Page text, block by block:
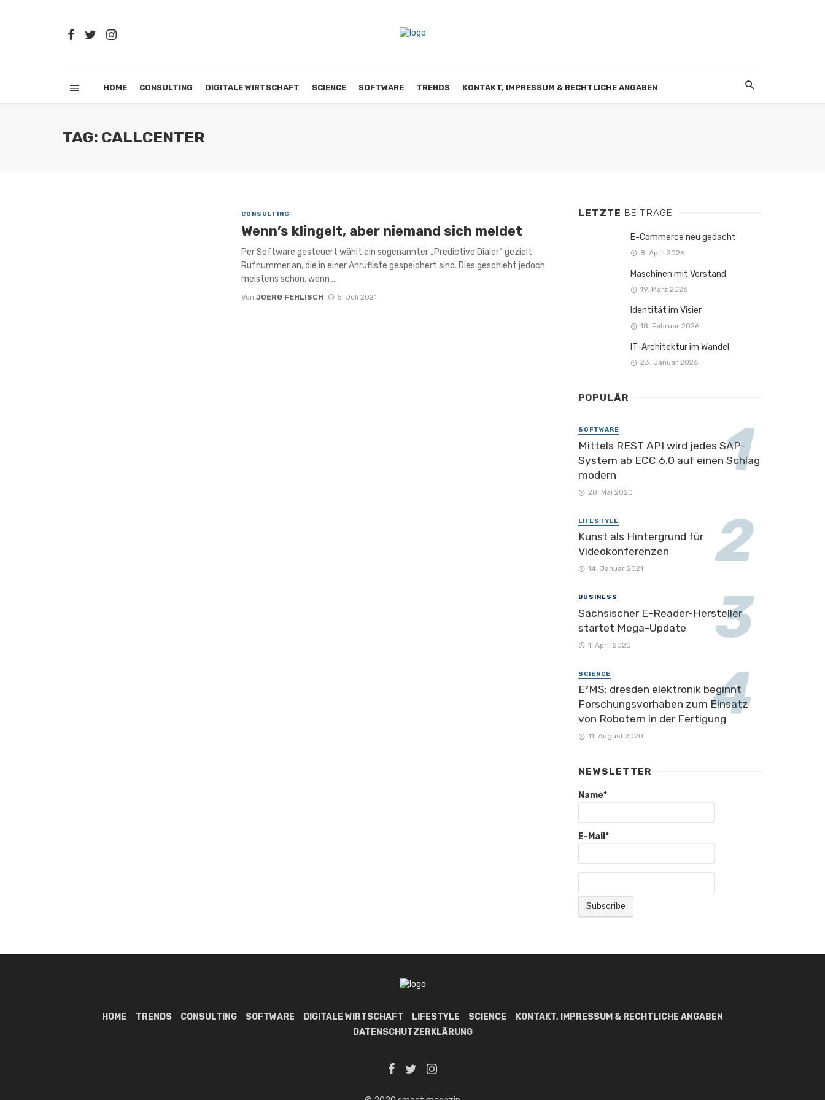
HOME CONSULTING DIGITALE WIRTSCHAFT SCIENCE SOFTWARE TRENDS KONTAKT, IMPRESSUM & RECHTLICHE ANGABEN
TAG: CALLCENTER
CONSULTING
Wenn’s klingelt, aber niemand sich meldet
Per Software gesteuert wählt ein sogenannter „Predictive Dialer“ gezielt
Rufnummer an, die in einer Anrufliste gespeichert sind. Dies geschieht jedoch
meistens schon, wenn ...
Von JOERG FEHLISCH 5. Juli 2021
LETZTE BEITRÄGE
E-Commerce neu gedacht
8. April 2026
Maschinen mit Verstand
19. März 2026
Identität im Visier
18. Februar 2026
IT-Architektur im Wandel
23. Januar 2026
POPULÄR
SOFTWARE
Mittels REST API wird jedes SAP-
System ab ECC 6.0 auf einen Schlag
modern
28. Mai 2020
LIFESTYLE
Kunst als Hintergrund für
Videokonferenzen
14. Januar 2021
BUSINESS
Sächsischer E-Reader-Hersteller
startet Mega-Update
1. April 2020
SCIENCE
E²MS: dresden elektronik beginnt
Forschungsvorhaben zum Einsatz
von Robotern in der Fertigung
11. August 2020
NEWSLETTER
Name*
E-Mail*
HOME TRENDS CONSULTING SOFTWARE DIGITALE WIRTSCHAFT LIFESTYLE SCIENCE
KONTAKT, IMPRESSUM & RECHTLICHE ANGABEN
DATENSCHUTZERKLÄRUNG